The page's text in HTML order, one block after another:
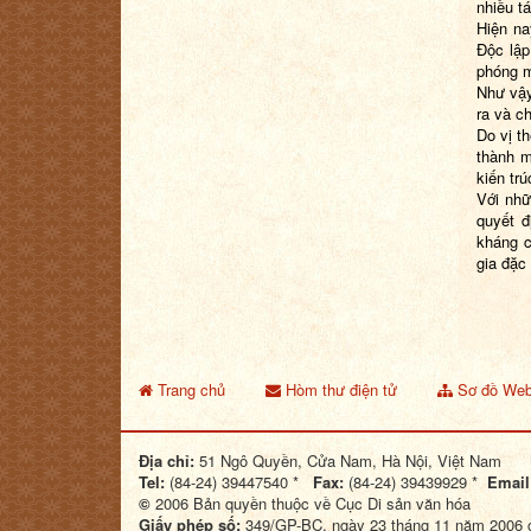
nhiều
Hiện
Độc
phóng
Như
ra và
Do vị
thành
kiến
Với
quyết
kháng
gia đặc
Trang chủ Hòm thư điện tử Sơ đồ
Địa chỉ: 51 Ngô Quyền, Cửa Nam, Hà Nội, Việt Nam
Tel: (84-24) 39447540 * Fax: (84-24) 39439929 *
© 2006 Bản quyền thuộc về Cục Di sản văn hóa
Giấy phép số: 349/GP-BC, ngày 23 tháng 11 năm